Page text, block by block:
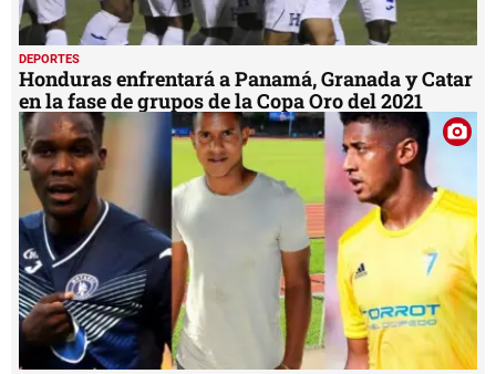
DEPORTES
Honduras enfrentará a Panamá, Granada y Catar
en la fase de grupos de la Copa Oro del 2021